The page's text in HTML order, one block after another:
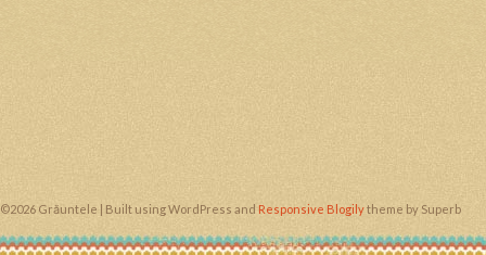
©2026 Grăuntele | Built using WordPress and Responsive Blogilytheme by Superb